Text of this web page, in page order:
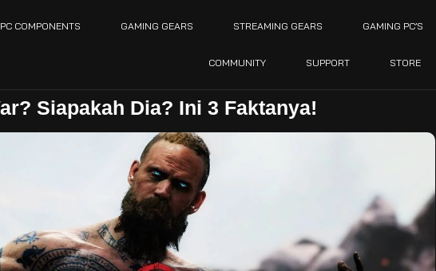
PC COMPONENTS GAMING GEARS STREAMING GEARS GAMING PC’S
COMMUNITY SUPPORT STORE
Siapakah Dia? Ini 3 Faktanya!